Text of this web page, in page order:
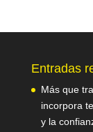
Entradas
Más que
incorpora
y la